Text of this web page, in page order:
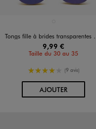
Tongs fille à brides transparentes Pikachu - Pokemon
9,99 €
Taille du 30 au 35
4/5 de moyenne
(9 avis)
AJOUTERAU PANIER